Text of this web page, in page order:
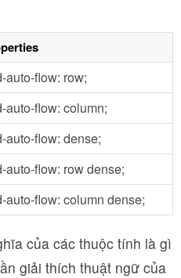
auto-flow: row;
auto-flow: column;
auto-flow: dense;
auto-flow: row dense;
auto-flow: column dense;
của các thuộc tính là gì
giải thích thuật ngữ của